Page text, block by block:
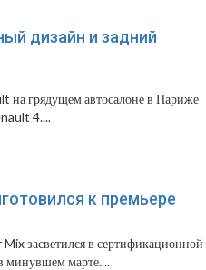
дизайн и задний
на грядущем автосалоне в Париже
4....
к премьере
засветился в сертификационной
минувшем марте....